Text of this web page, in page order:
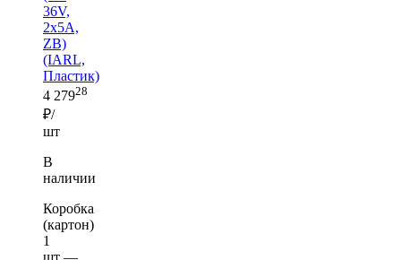
36V,
2x5A,
ZB)
(IARL,
Пластик)
4 27928
₽/
шт
В
наличии
Коробка
(картон)
1
шт —